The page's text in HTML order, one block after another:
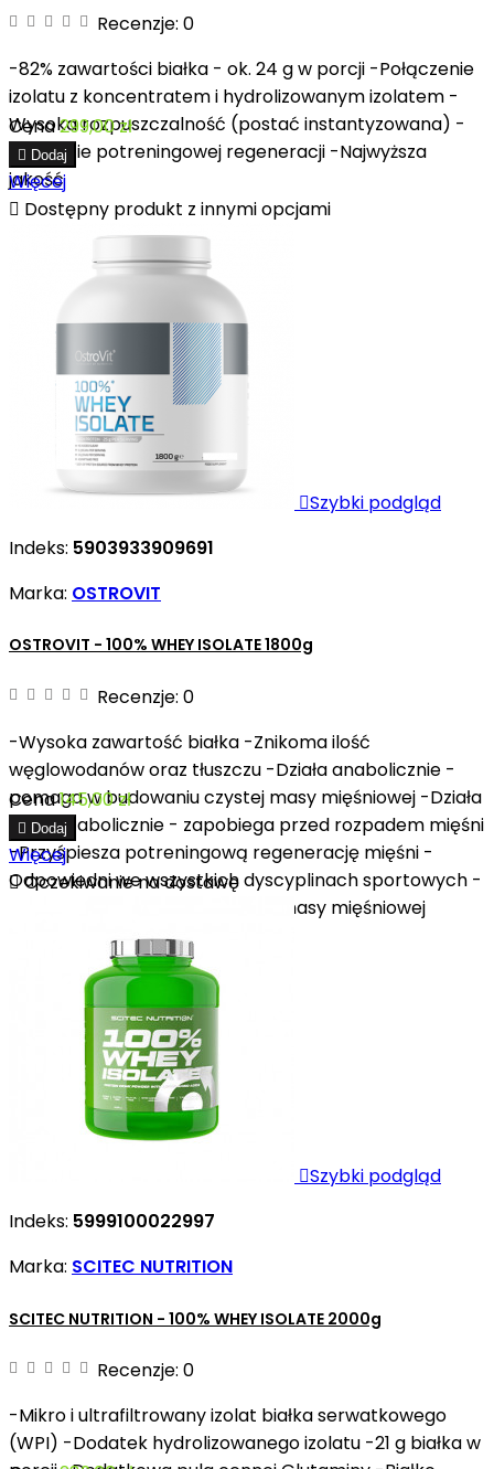
Recenzje: 0
-82% zawartości białka - ok. 24 g w porcji -Połączenie
izolatu z koncentratem i hydrolizowanym izolatem -
Wysoka rozpuszczalność (postać instantyzowana) -
Wsparcie potreningowej regeneracji -Najwyższa
jakość
Cena299,00 zł
 Dodaj
Więcej
 Dostępny produkt z innymi opcjami
Szybki podgląd
Indeks: 5903933909691
Marka: OSTROVIT
OSTROVIT - 100% WHEY ISOLATE 1800g
Recenzje: 0
-Wysoka zawartość białka -Znikoma ilość
węglowodanów oraz tłuszczu -Działa anabolicznie -
pomaga w budowaniu czystej masy mięśniowej -Działa
antykatabolicznie - zapobiega przed rozpadem mięśni
-Przyśpiesza potreningową regenerację mięśni -
Odpowiedni we wszystkich dyscyplinach sportowych -
Polecany w okresie budowania masy mięśniowej
Cena145,00 zł
 Dodaj
Więcej
Oczekiwanie na dostawę
Szybki podgląd
Indeks: 5999100022997
Marka: SCITEC NUTRITION
SCITEC NUTRITION - 100% WHEY ISOLATE 2000g
Recenzje: 0
-Mikro i ultrafiltrowany izolat białka serwatkowego
(WPI) -Dodatek hydrolizowanego izolatu -21 g białka w